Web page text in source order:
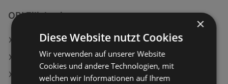
OBI Filialen in:
OBI in Villach
OBI in Neunkirchen
OBI in Braunau am Inn
×
Diese Website nutzt Cookies
Wir verwenden auf unserer Website
Cookies und andere Technologien, mit
welchen wir Informationen auf Ihrem